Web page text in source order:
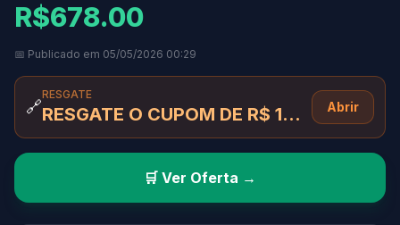
R$678.00
📅 Publicado em 05/05/2026 00:29
🔗
RESGATE
RESGATE O CUPOM DE R$ 100 AQUI Abrir
🛒 Ver Oferta →